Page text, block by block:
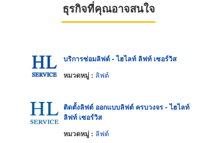
ธุรกิจที่คุณอาจสนใจ
บริการซ่อมลิฟต์ - ไฮไลท์ ลิฟท์ เซอร์วิส
หมวดหมู่ : ลิฟต์
ติดตั้งลิฟต์ ออกแบบลิฟต์ ครบวงจร - ไฮไลท์
ลิฟท์ เซอร์วิส
หมวดหมู่ : ลิฟต์